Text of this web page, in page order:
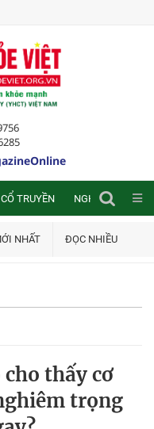
TRUYỀN NGHIÊN CỨU
NHẤT ĐỌC NHIỀU
thấy cơ
trọng